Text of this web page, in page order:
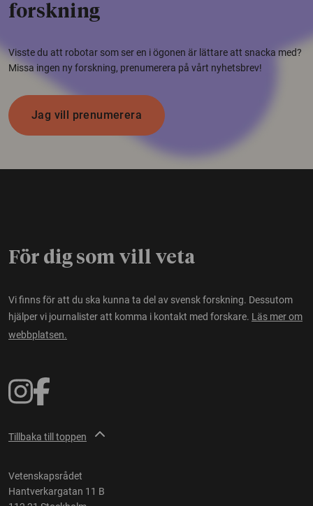
forskning
Visste du att robotar som ser en i ögonen är lättare att snacka med?
Missa ingen ny forskning, prenumerera på vårt nyhetsbrev!
Jag vill prenumerera
För dig som vill veta
Vi finns för att du ska kunna ta del av svensk forskning. Dessutom
hjälper vi journalister att komma i kontakt med forskare. Läs mer om
webbplatsen.
Tillbaka till toppen
Vetenskapsrådet
Hantverkargatan 11 B